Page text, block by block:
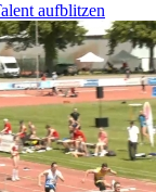
aufblitzen